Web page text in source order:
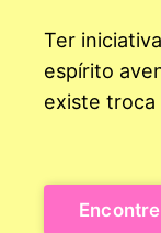
Ter
espírito
existe troca